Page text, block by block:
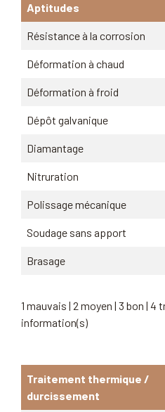
Aptitudes
Résistance à la corrosion
Déformation à chaud
Déformation à froid
Dépôt galvanique
Diamantage
Nitruration
Polissage mécanique
Soudage sans apport
Brasage
1 mauvais | 2 moyen | 3 bon | 4
information(s)
Traitement thermique /
durcissement